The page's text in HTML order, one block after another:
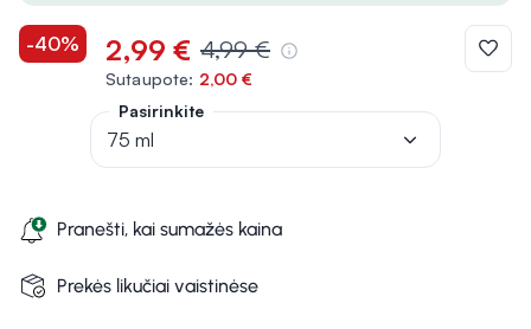
-40% 2,99 € 4,99 €
Sutaupote: 2,00 €
Pranešti, kai sumažės kaina
Prekės likučiai vaistinėse
Pasirinkite
75 ml